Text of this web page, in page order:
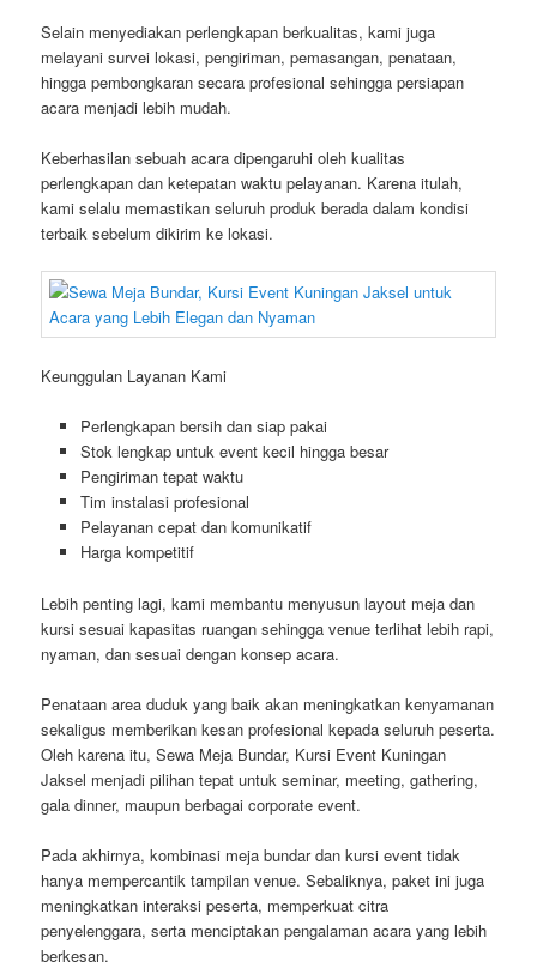
Selain menyediakan perlengkapan berkualitas, kami juga
melayani survei lokasi, pengiriman, pemasangan, penataan,
hingga pembongkaran secara profesional sehingga persiapan
acara menjadi lebih mudah.
Keberhasilan sebuah acara dipengaruhi oleh kualitas
perlengkapan dan ketepatan waktu pelayanan. Karena itulah,
kami selalu memastikan seluruh produk berada dalam kondisi
terbaik sebelum dikirim ke lokasi.
Keunggulan Layanan Kami
Perlengkapan bersih dan siap pakai
Stok lengkap untuk event kecil hingga besar
Pengiriman tepat waktu
Tim instalasi profesional
Pelayanan cepat dan komunikatif
Harga kompetitif
Lebih penting lagi, kami membantu menyusun layout meja dan
kursi sesuai kapasitas ruangan sehingga venue terlihat lebih rapi,
nyaman, dan sesuai dengan konsep acara.
Penataan area duduk yang baik akan meningkatkan kenyamanan
sekaligus memberikan kesan profesional kepada seluruh peserta.
Oleh karena itu, Sewa Meja Bundar, Kursi Event Kuningan
Jaksel menjadi pilihan tepat untuk seminar, meeting, gathering,
gala dinner, maupun berbagai corporate event.
Pada akhirnya, kombinasi meja bundar dan kursi event tidak
hanya mempercantik tampilan venue. Sebaliknya, paket ini juga
meningkatkan interaksi peserta, memperkuat citra
penyelenggara, serta menciptakan pengalaman acara yang lebih
berkesan.